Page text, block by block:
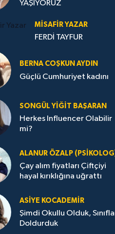
YAŞIYORUZ
MISAFIR YAZAR
FERDİ TAYFUR
BERNA COŞKUN AYDIN
Güçlü Cumhuriyet kadını
SONGÜL YIĞIT BAŞARAN
Herkes Influencer Olabilir
mi?
ALANUR ÖZALP
Çay alım fiyatları Çiftçiyi
hayal kırıklığına uğrattı
ASIYE KOCADEMİR
Şimdi Okullu Olduk,
Doldurduk